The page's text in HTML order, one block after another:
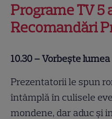
Programe TV 5
Recomandări
10.30 – Vorbește lumea
Prezentatorii le spun
întâmplă în culisele
mondene, dar aduc și